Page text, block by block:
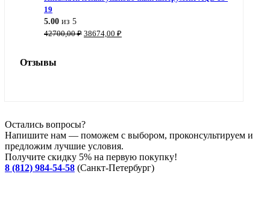
19
5.00 из 5
42700,00₽ Первоначальная
38674,00 ₽
Отзывы
Остались вопросы?
Напишите нам — поможем с выбором, проконсультируем и
предложим лучшие условия.
Получите скидку 5% на первую покупку!
8 (812) 984-54-58 (Санкт-Петербург)